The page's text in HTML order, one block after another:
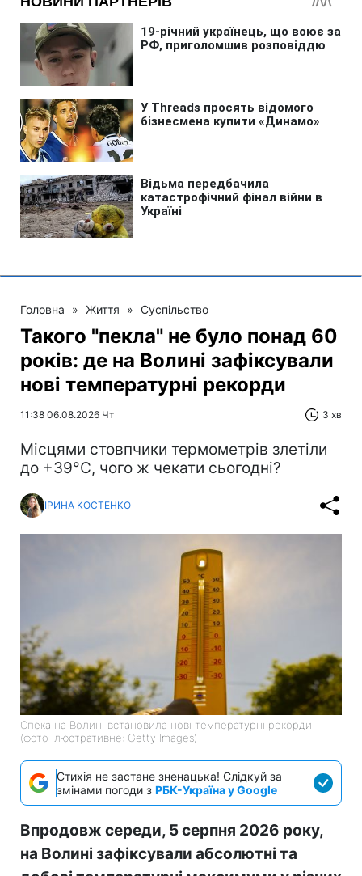
Головна » Життя » Суспільство
Такого "пекла" не було понад 60
років: де на Волині зафіксували
нові температурні рекорди
11:38 06.08.2026 Чт 3 хв
Місцями стовпчики термометрів злетіли
до +39°С, чого ж чекати сьогодні?
ІРИНА КОСТЕНКО
Спека на Волині встановила нові температурні рекорди
(фото ілюстративне: Getty Images)
Стихія не застане зненацька! Слідкуй за
змінами погоди з РБК-Україна у Google
Впродовж середи, 5 серпня 2026 року,
на Волині зафіксували абсолютні та